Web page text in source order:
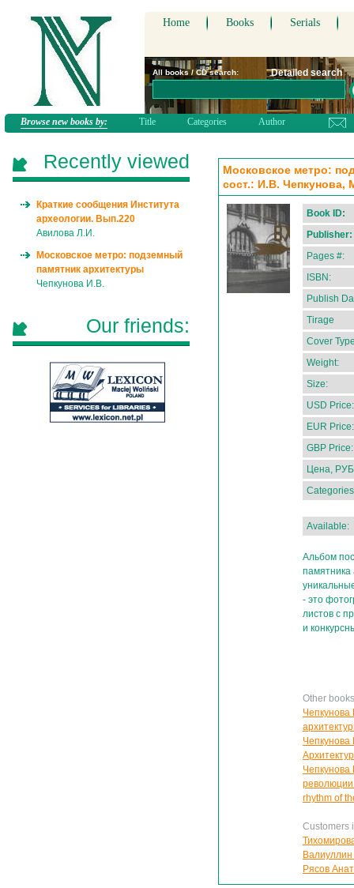
Home Books Serials
All books / CD search: Detailed search
Browse new books by: Title Categories Author
Московское метро:
сост.: И.В.
Book ID:
Publisher:
Pages #:
ISBN:
Publish
Tirage
Cover
Weight:
Size:
USD Price:
EUR Price:
GBP Price:
Цена,
Available:
Альбом
памятника
- это
листов с
и
Other
революции
rhythm of
Customers
Рясов
Recently viewed
Краткие сообщения Института
археологии. Вып.220
Авилова Л.И.
Московское метро: подземный
памятник архитектуры
Чепкунова И.В.
Our friends: